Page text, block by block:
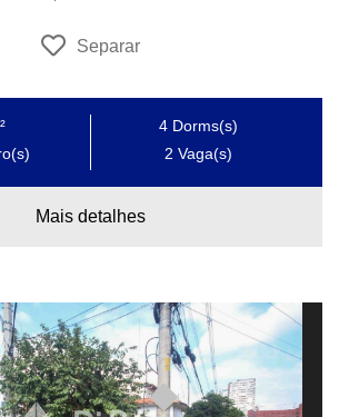
Separar
4 Dorms(s)
2 Vaga(s)
Mais detalhes